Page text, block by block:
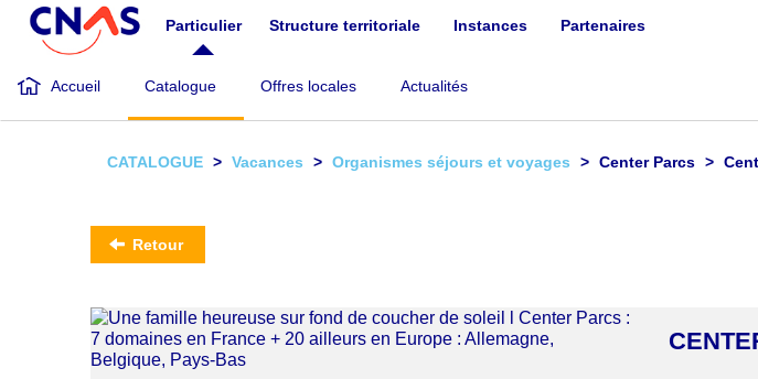
Aller
contenu
principal
Particulier Structure territoriale Instances Partenaires
Accueil Catalogue Offres locales Actualités
CATALOGUE Vacances Organismes séjours et voyages Center Parcs
Retour